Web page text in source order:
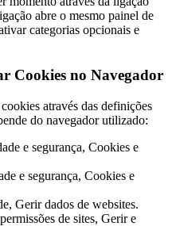
abre o mesmo painel de
categorias opcionais e
Cookies no Navegador
através das definições
do navegador utilizado:
e segurança, Cookies e
e segurança, Cookies e
Gerir dados de websites.
de sites, Gerir e